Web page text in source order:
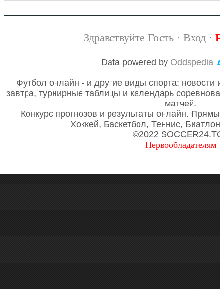
Здравствуйте Гость · Вход·
Data powered by Oddspedia
Футбол онлайн - и другие виды спорта: новости
завтра, турнирные таблицы и календарь
матчей.
Конкурс прогнозов и результаты онлайн.
Хоккей, Баскетбол, Теннис,
©2022
Первообладателям